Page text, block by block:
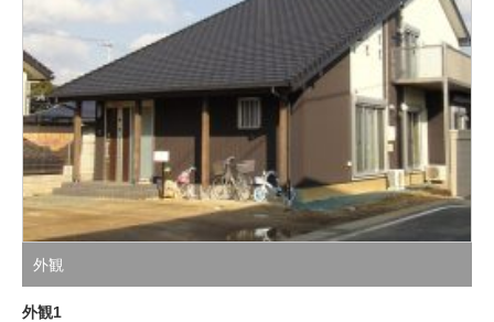
外観
外観1